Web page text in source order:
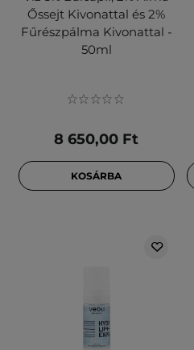
Őssejt Kivonattal és 2%
Fűrészpálma Kivonattal -
50ml
8 650,00 Ft
KOSÁRBA